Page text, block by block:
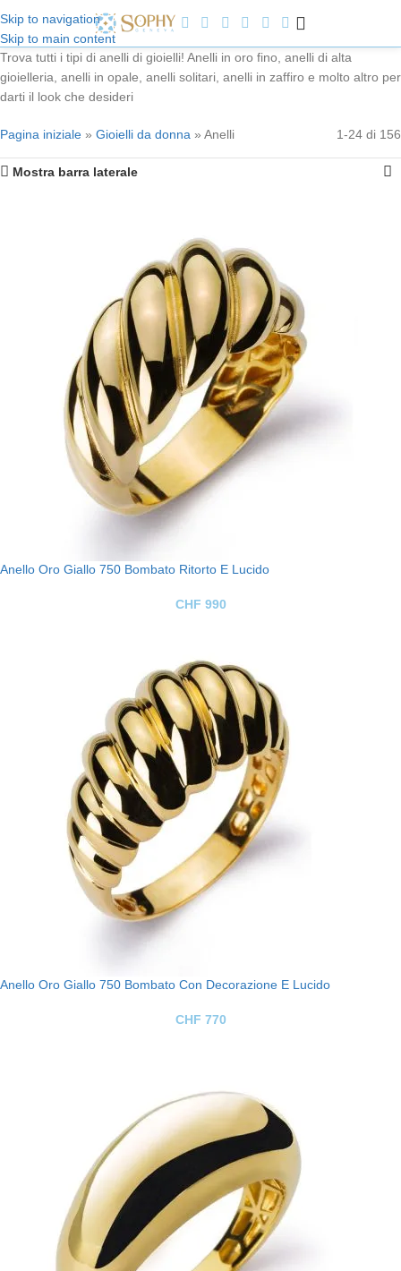
Skip to navigation
Skip to main content
Benvenuti a Sophy Jewelry
Trova tutti i tipi di anelli di gioielli! Anelli in oro fino, anelli di alta
gioielleria, anelli in opale, anelli solitari, anelli in zaffiro e molto altro per
darti il look che desideri
Pagina iniziale » Gioielli da donna » Anelli 1-24 di 156
Mostra barra laterale
Anello Oro Giallo 750 Bombato Ritorto E Lucido
CHF 990
Anello Oro Giallo 750 Bombato Con Decorazione E Lucido
CHF 770